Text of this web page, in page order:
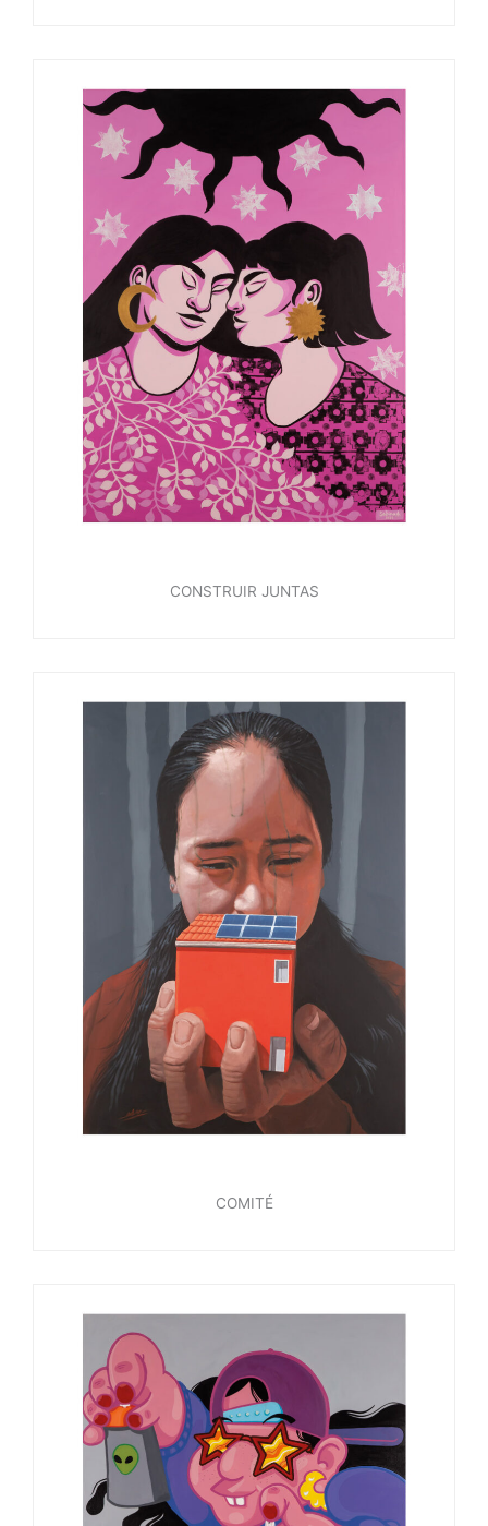
CONSTRUIR JUNTAS
COMITÉ